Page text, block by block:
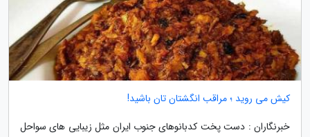
کیش می روید ؛ مراقب انگشتان تان باشید!
خبرنگاران : دست پخت کدبانوهای جنوب ایران مثل زیبایی های سواحل